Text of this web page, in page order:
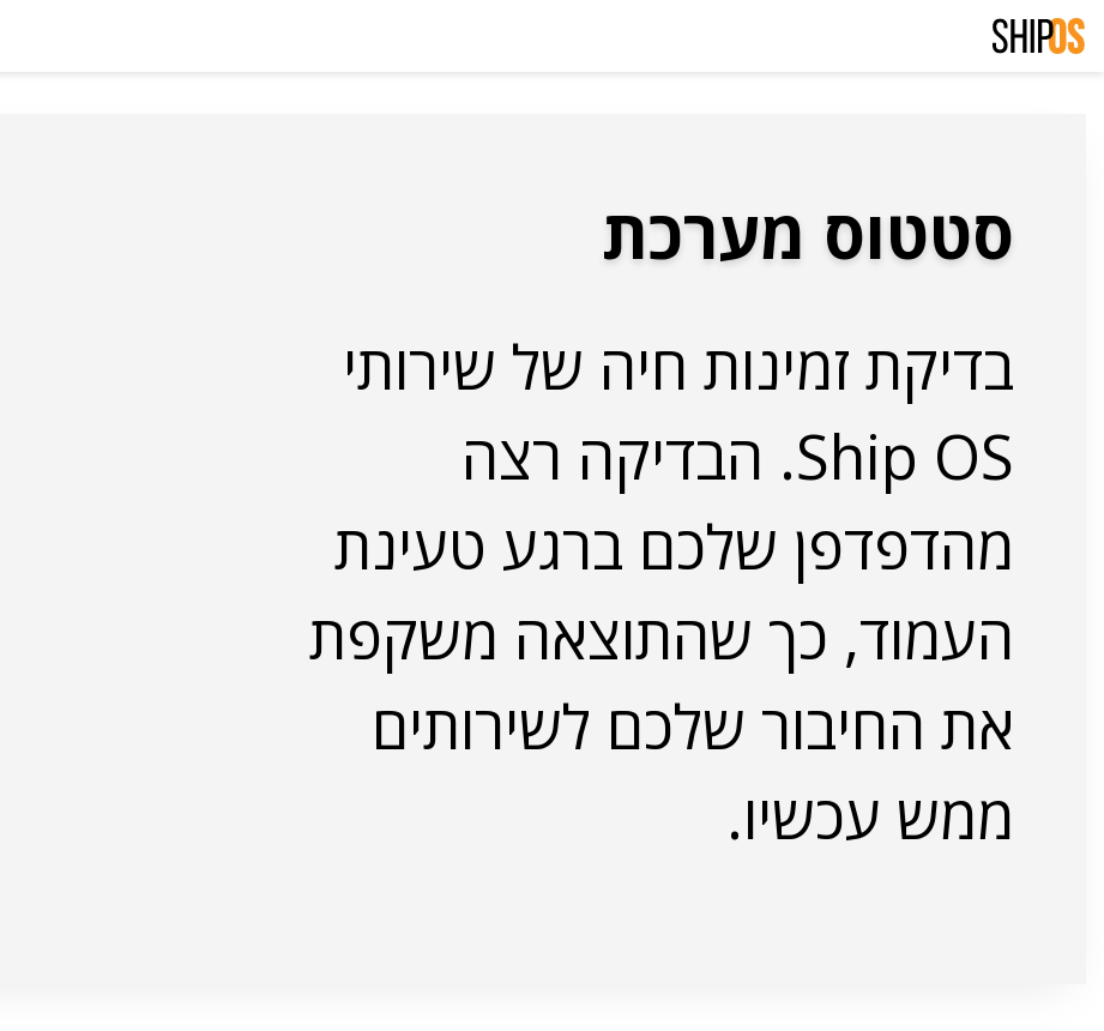
דלגו
סטטוס מערכת
בדיקת זמינות חיה של שירותי
Ship OS. הבדיקה רצה
מהדפדפן שלכם ברגע טעינת
העמוד, כך שהתוצאה משקפת
את החיבור שלכם לשירותים
ממש עכשיו.